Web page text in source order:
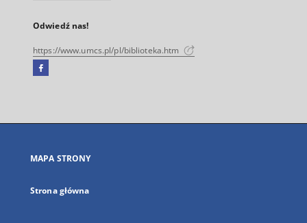
Odwiedź nas!
https://www.umcs.pl/pl/biblioteka.htm
Facebook
się
karcie
MAPA STRONY
Strona główna